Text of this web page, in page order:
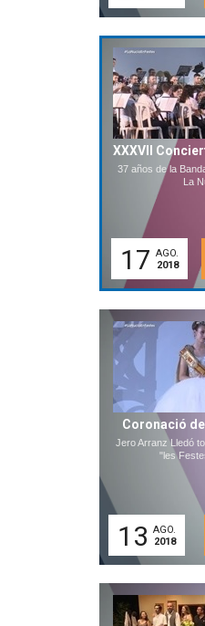
XXXVII
37 años de la
La
17 AGO.
2018
Coronació
Jero Arranz Lledó
"les
13 AGO.
2018